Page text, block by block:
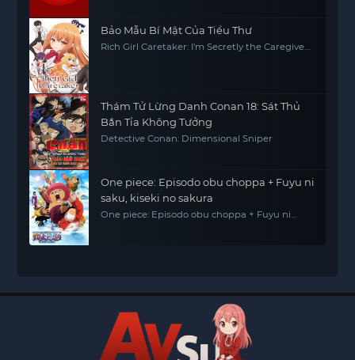
Bảo Mẫu Bí Mật Của Tiểu Thư
Rich Girl Caretaker: I'm Secretly the Caregiver
Thám Tử Lừng Danh Conan 18: Sát Thủ
Bắn Tỉa Không Tưởng
Detective Conan: Dimensional Sniper
One piece: Episodo obu choppa + Fuyu ni
saku, kiseki no sakura
One piece: Episodo obu choppa + Fuyu ni